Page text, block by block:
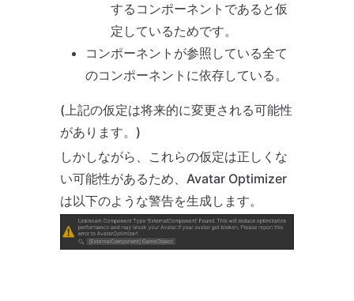
するコンポーネントであると仮
定しているためです。
コンポーネントが参照している全て
のコンポーネントに依存している。
(上記の仮定は将来的に変更される可能性
があります。)
しかしながら、これらの仮定は正しくな
い可能性があるため、Avatar Optimizer
は以下のような警告を生成します。